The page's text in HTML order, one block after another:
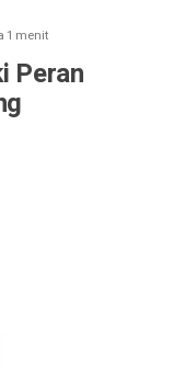
1 menit
Peran